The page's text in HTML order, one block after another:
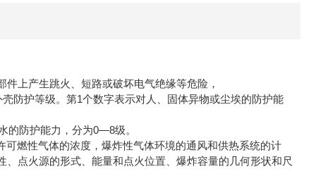
上产生跳火、短路或破坏电气绝缘等危险，
防护等级。第1个数字表示对人、固体异物或尘埃的防护能
的防护能力，分为0—8级。
燃性气体的浓度，爆炸性气体环境的通风和供热系统的计
点火源的形式、能量和点火位置、爆炸容量的几何形状和尺